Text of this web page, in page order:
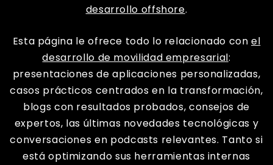
desarrollo offshore.
Esta página le ofrece todo lo relacionado conel
desarrollo de movilidad empresarial:
presentaciones de aplicaciones personalizadas,
casos prácticos centrados en la transformación,
blogs con resultados probados, consejos de
expertos, las últimas novedades tecnológicas y
conversaciones en podcasts relevantes. Tanto si
está optimizando sus herramientas internas